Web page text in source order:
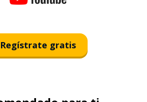
Regístrate gratis